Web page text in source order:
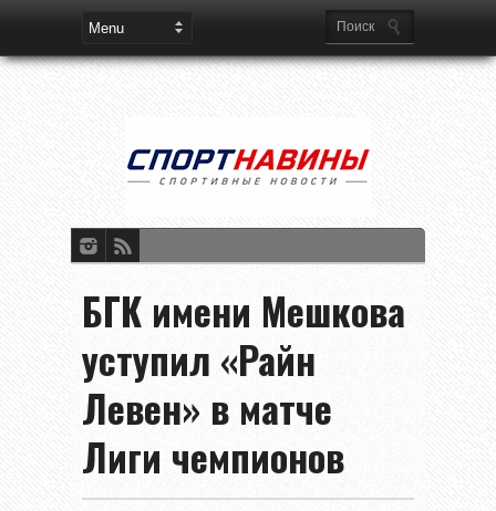
БГК имени Мешкова
уступил «Райн
Левен» в матче
Лиги чемпионов